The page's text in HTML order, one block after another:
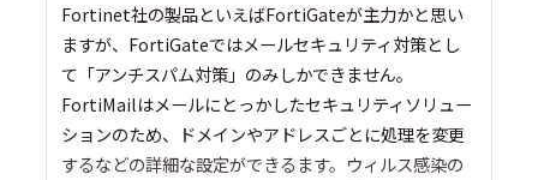
Fortinet社の製品といえばFortiGateが主力かと思い
ますが、FortiGateではメールセキュリティ対策とし
て「アンチスパム対策」のみしかできません。
FortiMailはメールにとっかしたセキュリティソリュー
ションのため、ドメインやアドレスごとに処理を変更
するなどの詳細な設定ができるます。ウィルス感染の